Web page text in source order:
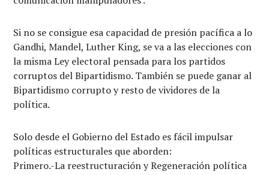
Si no se consigue esa capacidad de presión pacífica a lo
Gandhi, Mandel, Luther King, se va a las elecciones con
la misma Ley electoral pensada para los partidos
corruptos del Bipartidismo. También se puede ganar al
Bipartidismo corrupto y resto de vividores de la
política.
Solo desde el Gobierno del Estado es fácil impulsar
políticas estructurales que aborden:
Primero.-La reestructuración y Regeneración política